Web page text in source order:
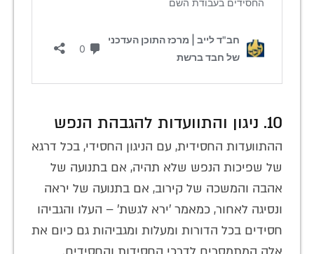
10. ניגון והתוועדות להגבהת הנפש
ההתוועדות החסידית, עם הניגון החסידי, בכל דרגא
של שפיכות הנפש שלא תהיה, אם בתנועה של
אהבה והמשכה של קירוב, אם בתנועה של יראה
ונסיגה לאחור, כמאמר 'ירא לגשת' – העלו והגביהו
חסידים בכל הדורות ומעלות ומגביהות גם כיום את